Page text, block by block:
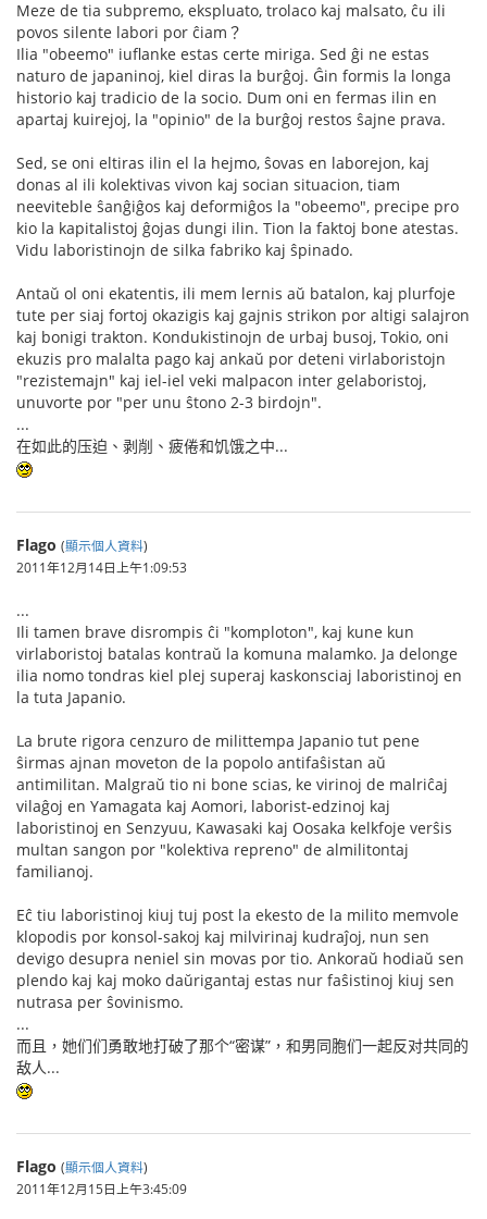
Meze de tia subpremo, ekspluato, trolaco kaj malsato, ĉu ili
povos silente labori por ĉiam？
Ilia "obeemo" iuflanke estas certe miriga. Sed ĝi ne estas
naturo de japaninoj, kiel diras la burĝoj. Ĝin formis la longa
historio kaj tradicio de la socio. Dum oni en fermas ilin en
apartaj kuirejoj, la "opinio" de la burĝoj restos ŝajne prava.
Sed, se oni eltiras ilin el la hejmo, ŝovas en laborejon, kaj
donas al ili kolektivas vivon kaj socian situacion, tiam
neeviteble ŝanĝiĝos kaj deformiĝos la "obeemo", precipe pro
kio la kapitalistoj ĝojas dungi ilin. Tion la faktoj bone atestas.
Vidu laboristinojn de silka fabriko kaj ŝpinado.
Antaŭ ol oni ekatentis, ili mem lernis aŭ batalon, kaj plurfoje
tute per siaj fortoj okazigis kaj gajnis strikon por altigi salajron
kaj bonigi trakton. Kondukistinojn de urbaj busoj, Tokio, oni
ekuzis pro malalta pago kaj ankaŭ por deteni virlaboristojn
"rezistemajn" kaj iel-iel veki malpacon inter gelaboristoj,
unuvorte por "per unu ŝtono 2-3 birdojn".
...
在如此的压迫、剥削、疲倦和饥饿之中...
Flago (顯示個人資料)
2011年12月14日上午1:09:53
...
Ili tamen brave disrompis ĉi "komploton", kaj kune kun
virlaboristoj batalas kontraŭ la komuna malamko. Ja delonge
ilia nomo tondras kiel plej superaj kaskonsciaj laboristinoj en
la tuta Japanio.
La brute rigora cenzuro de milittempa Japanio tut pene
ŝirmas ajnan moveton de la popolo antifaŝistan aŭ
antimilitan. Malgraŭ tio ni bone scias, ke virinoj de malriĉaj
vilaĝoj en Yamagata kaj Aomori, laborist-edzinoj kaj
laboristinoj en Senzyuu, Kawasaki kaj Oosaka kelkfoje verŝis
multan sangon por "kolektiva repreno" de almilitontaj
familianoj.
Eĉ tiu laboristinoj kiuj tuj post la ekesto de la milito memvole
klopodis por konsol-sakoj kaj milvirinaj kudraĵoj, nun sen
devigo desupra neniel sin movas por tio. Ankoraŭ hodiaŭ sen
plendo kaj kaj moko daŭrigantaj estas nur faŝistinoj kiuj sen
nutrasa per ŝovinismo.
...
而且，她们们勇敢地打破了那个“密谋”，和男同胞们一起反对共同的
敌人...
Flago (顯示個人資料)
2011年12月15日上午3:45:09